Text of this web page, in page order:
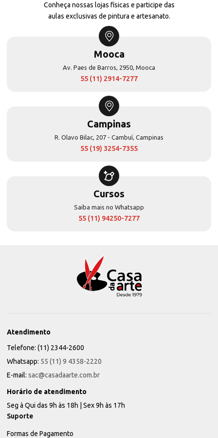
Conheça nossas lojas físicas e participe das
aulas exclusivas de pintura e artesanato.
Mooca
Av. Paes de Barros, 2950, Mooca
55 (11) 2914-7277
Campinas
R. Olavo Bilac, 207 - Cambuí, Campinas
55 (19) 3254-7355
Cursos
Saiba mais no Whatsapp
55 (11) 94250-7277
Atendimento
Telefone: (11) 2344-2600
Whatsapp: 55 (11) 9 4358-2220
E-mail: sac@casadaarte.com.br
Horário de atendimento
Seg à Qui das 9h às 18h | Sex 9h às 17h
Suporte
Formas de Pagamento